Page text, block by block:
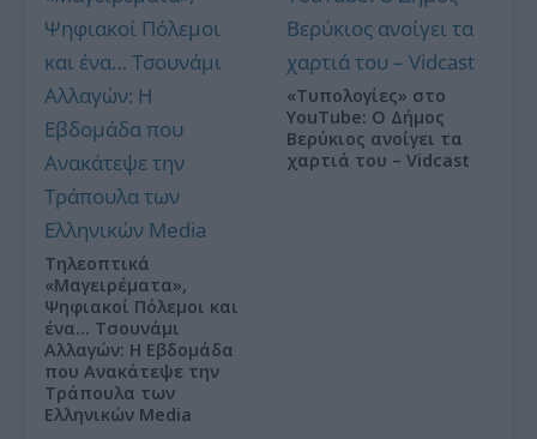
Τηλεοπτικά
«Μαγειρέματα»,
Ψηφιακοί Πόλεμοι και
ένα… Τσουνάμι
Αλλαγών: Η Εβδομάδα
που Ανακάτεψε την
Τράπουλα των
Ελληνικών Media
«Τυπολογίες» στο
YouTube: Ο Δήμος
Βερύκιος ανοίγει τα
χαρτιά του – Vidcast